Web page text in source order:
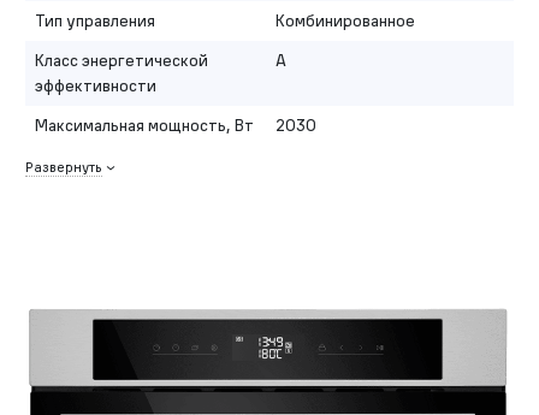
Тип управления
Комбинированное
Класс энергетической
эффективности
A
Максимальная мощность, Вт 2030
Развернуть